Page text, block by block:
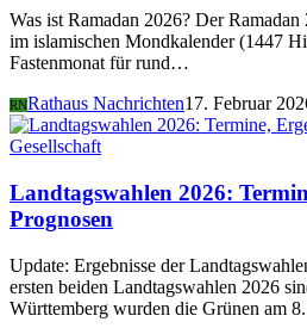
Was ist Ramadan 2026? Der
im islamischen Mondkalender (1447
Fastenmonat für rund…
RNRathaus Nachrichten17. Februar
Gesellschaft
Landtagswahlen 2026:
Prognosen
Update: Ergebnisse der
ersten beiden Landtagswahlen 2026
Württemberg wurden die Grünen am